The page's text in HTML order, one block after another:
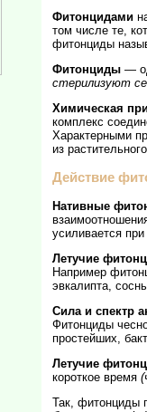
Фитонцидами
том числе те,
фитонциды
Фитонциды —
стерилизуют
Химическая
комплекс
Характерными
из
Действие
Нативные
усиливается
Летучие
Например
эвкалипта,
Сила и спектр
Фитонциды
простейших,
Летучие
короткое время
Так, фитонциды